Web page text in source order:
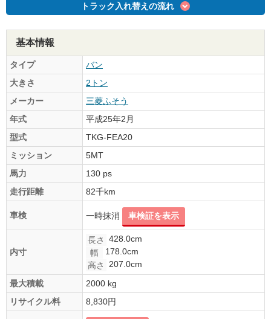
トラック入れ替えの流れ
基本情報
タイプ
バン
大きさ
2トン
メーカー
三菱ふそう
年式
平成25年2月
型式
TKG-FEA20
ミッション
5MT
馬力
130 ps
走行距離
82千km
車検 一時抹消 車検証を表示
内寸
長さ
428.0cm
幅
178.0cm
高さ
207.0cm
最大積載
2000 kg
リサイクル料
8,830円